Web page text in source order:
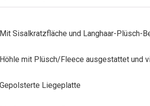
Mit Sisalkratzfläche und Langhaar-Plüsch-
Höhle mit Plüsch/Fleece ausgestattet und
Gepolsterte Liegeplatte